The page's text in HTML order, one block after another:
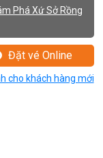
Phá Xứ Sở Rồng
Đặt vé Online
cho khách hàng mới